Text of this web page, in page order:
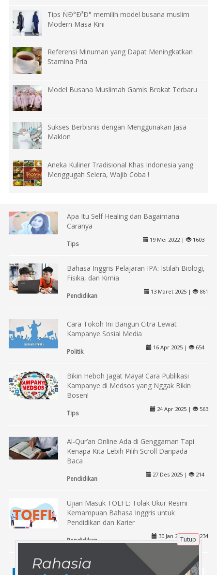
Tips ÑÐ°Ð³Ð° memilih model busana muslim
Modern Masa Kini
Referensi Minuman yang Dapat Meningkatkan
Stamina Pria
Model Busana Muslimah Gamis Brokat Terbaru
Sukses Berbisnis dengan Menggunakan Jasa
Maklon
Aneka Kuliner Tradisional Khas Indonesia yang
Menggugah Selera, Wajib Coba !
Apa Itu Self Healing dan Bagaimana
Caranya
Tips
19 Mei 2022 | 1603
Bahasa Inggris Pelajaran IPA: Istilah Biologi,
Fisika, dan Kimia
Pendidikan
13 Maret 2025 | 861
Cara Tokoh Ini Bangun Citra Lewat
Kampanye Sosial Media
Politik
16 Apr 2025 | 654
Bikin Heboh Jagat Maya! Cara Publikasi
Kampanye di Medsos yang Nggak Bikin
Bosen!
Tips
24 Apr 2025 | 563
Al-Qur’an Online Ada di Genggaman Tapi
Kenapa Kita Lebih Pilih Scroll Daripada
Baca
Pendidikan
27 Des 2025 | 214
Ujian Masuk TOEFL: Tolak Ukur Resmi
Kemampuan Bahasa Inggris untuk
Pendidikan dan Karier
Pendidikan
30 Jan 2026 | 234
Tutup